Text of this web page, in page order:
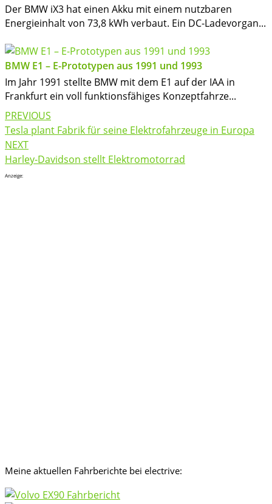
Der BMW iX3 hat einen Akku mit einem nutzbaren
Energieinhalt von 73,8 kWh verbaut. Ein DC-Ladevorgan...
BMW E1 – E-Prototypen aus 1991 und 1993
Im Jahr 1991 stellte BMW mit dem E1 auf der IAA in
Frankfurt ein voll funktionsfähiges Konzeptfahrze...
Post
navigation
PREVIOUS
Tesla plant Fabrik für seine Elektrofahrzeuge in Europa
NEXT
Harley-Davidson stellt Elektromotorrad
Anzeige:
Meine aktuellen Fahrberichte bei electrive: